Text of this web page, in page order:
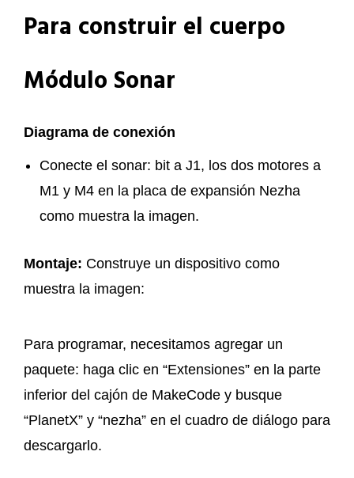
Para construir el cuerpo
Módulo Sonar
Diagrama de conexión
Conecte el sonar: bit a J1, los dos motores a
M1 y M4 en la placa de expansión Nezha
como muestra la imagen.
Montaje: Construye un dispositivo como
muestra la imagen:
Para programar, necesitamos agregar un
paquete: haga clic en “Extensiones” en la parte
inferior del cajón de MakeCode y busque
“PlanetX” y “nezha” en el cuadro de diálogo para
descargarlo.